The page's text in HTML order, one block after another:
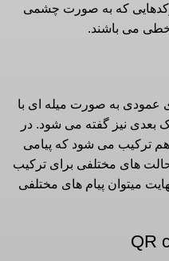
که به صورت چشمی
خطی می باشند.
به صورت میله ای با
بعدی نیز گفته می شود. در
هم ترکیب می شود که پیامی
های مختلفی برای ترکیب
میتوان پیام های مختلفی